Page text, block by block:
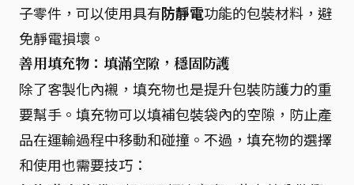
子零件，可以使用具有防靜電功能的包裝材料，避
免靜電損壞。
善用填充物：填滿空隙，穩固防護
除了客製化內襯，填充物也是提升包裝防護力的重
要幫手。填充物可以填補包裝袋內的空隙，防止產
品在運輸過程中移動和碰撞。不過，填充物的選擇
和使用也需要技巧：